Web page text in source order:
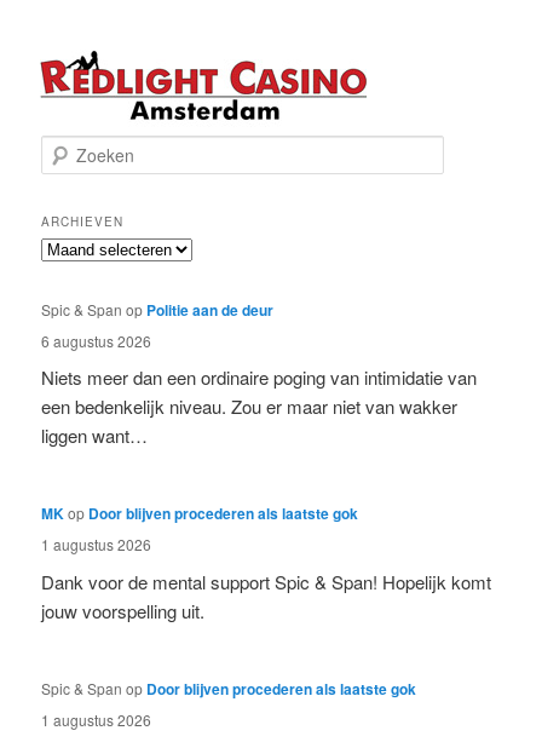
o
k
e
n
ARCHIEVEN
Archieven
Spic & Span op Politie aan de deur
6 augustus 2026
Niets meer dan een ordinaire poging van intimidatie van
een bedenkelijk niveau. Zou er maar niet van wakker
liggen want…
MKop Door blijven procederen als laatste gok
1 augustus 2026
Dank voor de mental support Spic & Span! Hopelijk komt
jouw voorspelling uit.
Spic & Span op Door blijven procederen als laatste gok
1 augustus 2026